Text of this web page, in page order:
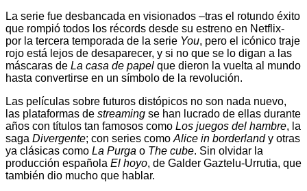
La serie fue desbancada en visionados –tras el rotundo éxito
que rompió todos los récords desde su estreno en Netflix-
por la tercera temporada de la serie You, pero el icónico traje
rojo está lejos de desaparecer, y si no que se lo digan a las
máscaras de La casa de papel que dieron la vuelta al mundo
hasta convertirse en un símbolo de la revolución.
Las películas sobre futuros distópicos no son nada nuevo,
las plataformas de streaming se han lucrado de ellas durante
años con títulos tan famosos como Los juegos del hambre, la
saga Divergente; con series como Alice in borderlandy otras
ya clásicas como La Purga o The cube. Sin olvidar la
producción española El hoyo, de Galder Gaztelu-Urrutia, que
también dio mucho que hablar.